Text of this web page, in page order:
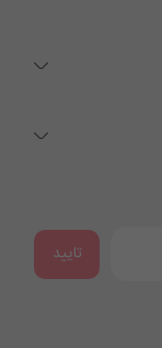
تایید